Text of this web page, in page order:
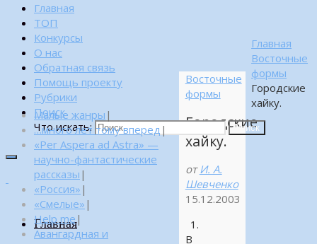
Главная
ТОП
Конкурсы
О нас
Обратная связь
Помощь проекту
Рубрики
Поиск
Что искать:
Поиск
Главная
Главная
Восточные
формы
Городские
хайку.
Восточные
формы
Городские
хайку.
от И. А.
Шевченко
15.12.2003
1.
В
Малые жанры |
…много лет тому вперед |
«Per Aspera ad Astra» —
научно-фантастические
рассказы |
«Россия» |
«Смелые» |
Help me|
Авангардная и